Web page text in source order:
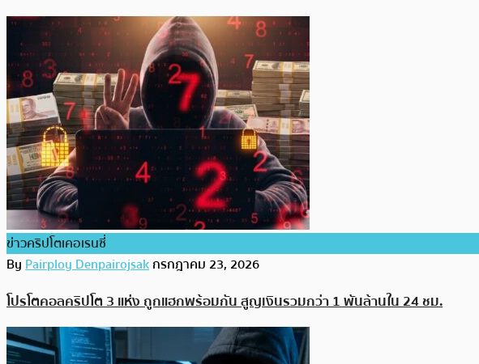
ข่าวคริปโตเคอเรนซี่
ByPairploy Denpairojsakกรกฎาคม 23, 2026
โปรโตคอลคริปโต 3 แห่ง ถูกแฮกพร้อมกัน สูญเงินรวมกว่า 1 พันล้านใน 24 ชม.